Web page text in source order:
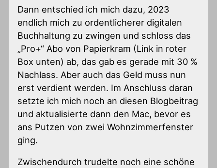
Dann entschied ich mich dazu, 2023
endlich mich zu ordentlicherer digitalen
Buchhaltung zu zwingen und schloss das
„Pro+“ Abo von Papierkram (Link in roter
Box unten) ab, das gab es gerade mit 30 %
Nachlass. Aber auch das Geld muss nun
erst verdient werden. Im Anschluss daran
setzte ich mich noch an diesen Blogbeitrag
und aktualisierte dann den Mac, bevor es
ans Putzen von zwei Wohnzimmerfenster
ging.
Zwischendurch trudelte noch eine schöne